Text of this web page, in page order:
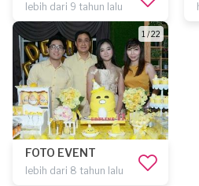
lebih dari 9 tahun lalu
1 / 22
FOTO EVENT
lebih dari 8 tahun lalu